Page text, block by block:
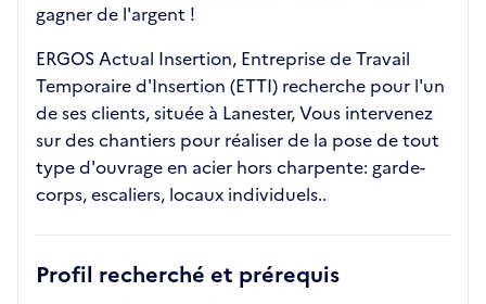
gagner de l'argent !
ERGOS Actual Insertion, Entreprise de Travail
Temporaire d'Insertion (ETTI) recherche pour l'un
de ses clients, située à Lanester, Vous intervenez
sur des chantiers pour réaliser de la pose de tout
type d'ouvrage en acier hors charpente: garde-
corps, escaliers, locaux individuels..
Profil recherché et prérequis